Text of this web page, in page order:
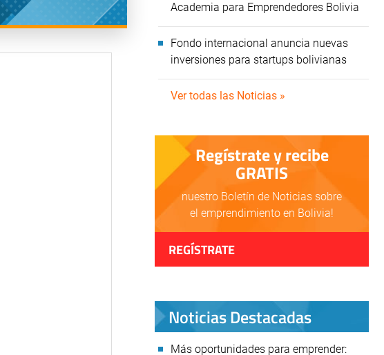
Academia para Emprendedores Bolivia
Fondo internacional anuncia nuevas
inversiones para startups bolivianas
Ver todas las Noticias »
Regístrate y recibe
GRATIS
nuestro Boletín de Noticias sobre
el emprendimiento en Bolivia!
REGÍSTRATE
Noticias Destacadas
Más oportunidades para emprender: